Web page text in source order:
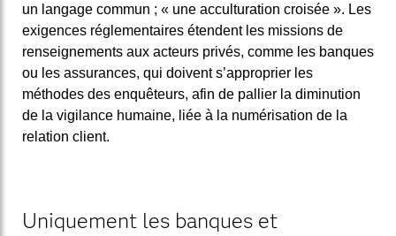
un langage commun ; « une acculturation croisée ». Les
exigences réglementaires étendent les missions de
renseignements aux acteurs privés, comme les banques
ou les assurances, qui doivent s’approprier les
méthodes des enquêteurs, afin de pallier la diminution
de la vigilance humaine, liée à la numérisation de la
relation client.
Uniquement les banques et